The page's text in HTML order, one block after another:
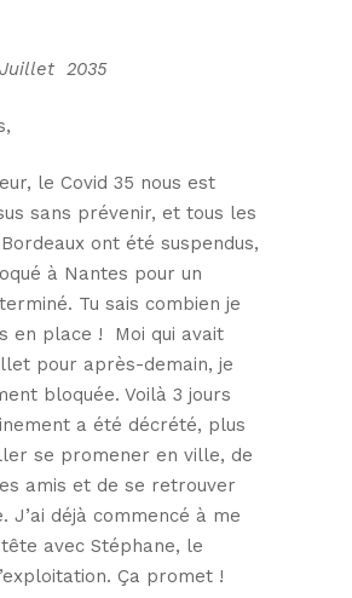
2035
le Covid 35 nous est
sans prévenir, et tous les
ont été suspendus,
à Nantes pour un
Tu sais combien je
en place ! Moi qui avait
pour après-demain, je
bloquée. Voilà 3 jours
a été décrété, plus
se promener en ville, de
amis et de se retrouver
J’ai déjà commencé à me
avec Stéphane, le
Ça promet !